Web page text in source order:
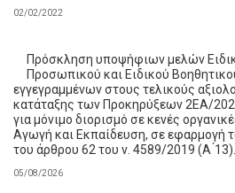
02/02/2022
Πρόσκληση υποψήφιων μελών
Προσωπικού και Ειδικού
εγγεγραμμένων στους τελικούς
κατάταξης των Προκηρύξεων 2ΕΑ/
για μόνιμο διορισμό σε κενές
Αγωγή και Εκπαίδευση, σε εφαρμογή
του άρθρου 62 του ν. 4589/2019 (Α ́13).
05/08/2026